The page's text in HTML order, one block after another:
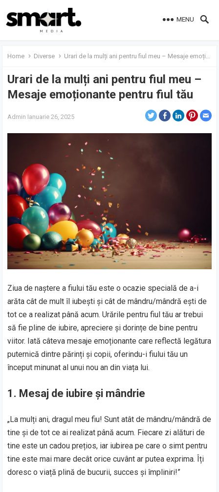
MENU
Home Diverse Urari de la mulți ani pentru fiul meu – Mesaje emoționante pentru fiul tău
Urari de la mulți ani pentru fiul meu –
Mesaje emoționante pentru fiul tău
Admin Ianuarie 26, 2025
Ziua de naștere a fiului tău este o ocazie specială de a-i
arăta cât de mult îl iubești și cât de mândru/mândră ești de
tot ce a realizat până acum. Urările pentru fiul tău ar trebui
să fie pline de iubire, apreciere și dorințe de bine pentru
viitor. Iată câteva mesaje emoționante care reflectă legătura
puternică dintre părinți și copii, oferindu-i fiului tău un
început minunat al unui nou an din viața lui.
1. Mesaj de iubire și mândrie
„La mulți ani, dragul meu fiu! Sunt atât de mândru/mândră de
tine și de tot ce ai realizat până acum. Fiecare zi alături de
tine este un cadou prețios, iar iubirea pe care o simt pentru
tine este mai mare decât orice cuvânt ar putea exprima. Îți
doresc o viață plină de bucurii, succes și împliniri!”